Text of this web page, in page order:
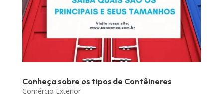
Conheça sobre os tipos de Contêineres
Comércio Exterior